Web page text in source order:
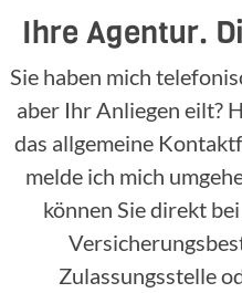
Ihre Agentur.
Sie haben mich
aber Ihr Anliegen eilt?
das allgemeine
melde ich mich
können Sie direkt
Zulassungsstelle